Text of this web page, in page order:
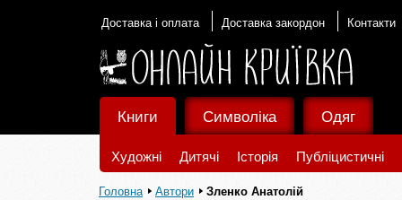
Доставка і оплата Доставка закордон Контакти
Книги
Художні Дитячі Історія Публіцистичні
Символіка Одяг
Головна Автори Зленко Анатолій